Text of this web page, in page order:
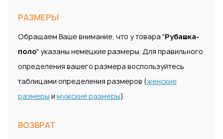
РАЗМЕРЫ
Обращаем Ваше внимание, что у товара "Рубашка-
поло" указаны немецкие размеры. Для правильного
определения вашего размера воспользуйтесь
таблицами определения размеров (женские
размеры и мужские размеры).
ВОЗВРАТ